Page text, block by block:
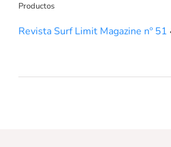
Productos
Revista Surf Limit Magazine nº 51